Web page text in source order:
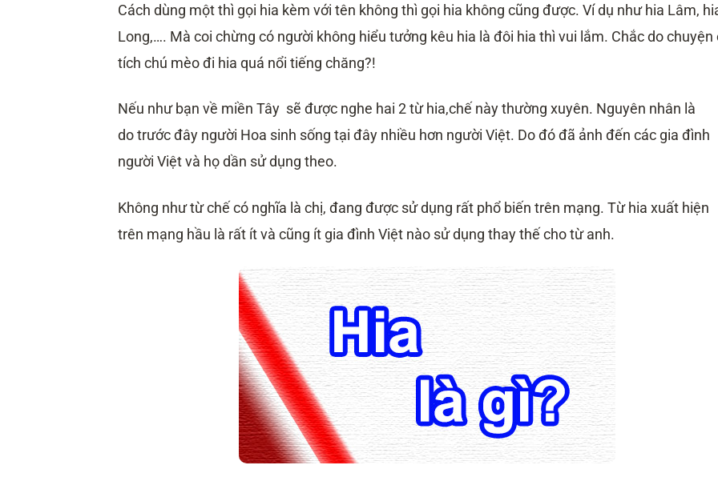
Cách dùng một thì gọi hia kèm với tên không thì gọi hia không cũng được. Ví dụ như hia Lâm,
Long,…. Mà coi chừng có người không hiểu tưởng kêu hia là đôi hia thì vui lắm. Chắc do chuyện
tích chú mèo đi hia quá nổi tiếng chăng?!
Nếu như bạn về miền Tây sẽ được nghe hai 2 từ hia,chế này thường xuyên. Nguyên nhân là
do trước đây người Hoa sinh sống tại đây nhiều hơn người Việt. Do đó đã ảnh đến các gia đình
người Việt và họ dần sử dụng theo.
Không như từ chế có nghĩa là chị, đang được sử dụng rất phổ biến trên mạng. Từ hia xuất hiện
trên mạng hầu là rất ít và cũng ít gia đình Việt nào sử dụng thay thế cho từ anh.